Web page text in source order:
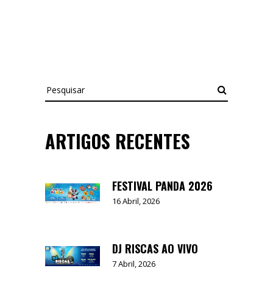
Pesquisar
ARTIGOS RECENTES
FESTIVAL PANDA 2026
16 Abril, 2026
DJ RISCAS AO VIVO
7 Abril, 2026